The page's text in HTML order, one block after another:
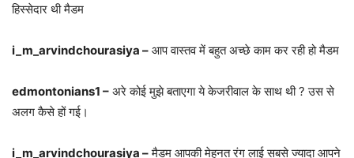
हिस्सेदार थी मैडम
i_m_arvindchourasiya – आप वास्तव में बहुत अच्छे काम कर रही हो मैडम
edmontonians1 – अरे कोई मुझे बताएगा ये केजरीवाल के साथ थी ? उस से
अलग कैसे हों गई।
i_m_arvindchourasiya –मैडम आपकी मेहनत रंग लाई सबसे ज्यादा आपने